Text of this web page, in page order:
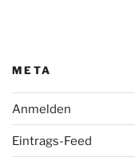
META
Anmelden
Eintrags-Feed